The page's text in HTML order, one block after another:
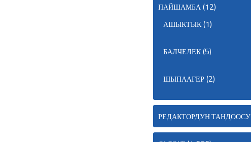
ПАЙШАМБА(12)
АШЫКТЫК(1)
БАЛЧЕЛЕК(5)
ШЫПААГЕР(2)
РЕДАКТОРДУН ТАНДООСУ